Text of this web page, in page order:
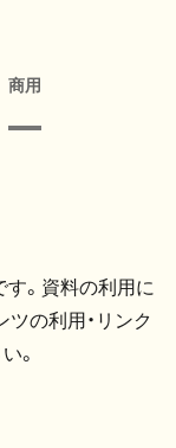
商用
。資料の利用に
ツの利用・リンク
。